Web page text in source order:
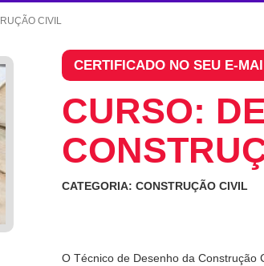
CIVIL
CERTIFICADO NO SEU E-
CURSO:
CATEGORIA: CONSTRUÇÃO CIVIL
O Técnico de Desenho da Construção